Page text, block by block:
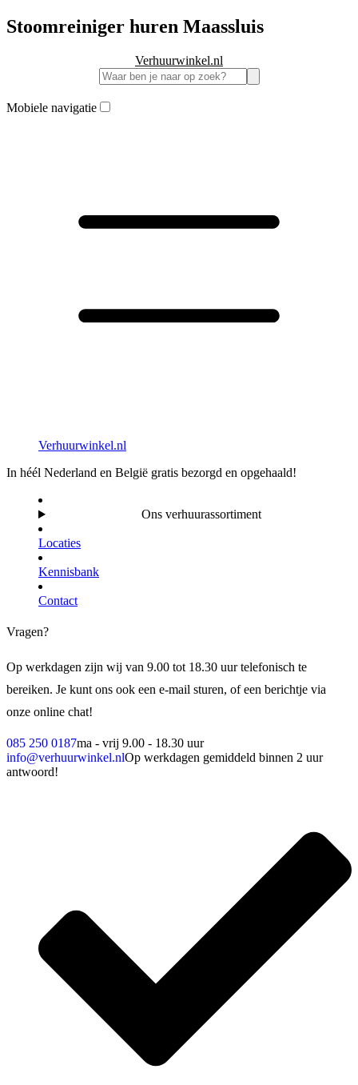
Stoomreiniger huren Maassluis
Verhuurwinkel.nl
Mobiele navigatie
Verhuurwinkel.nl
In héél Nederland en België gratis bezorgd en opgehaald!
Ons verhuurassortiment
Locaties
Kennisbank
Contact
Vragen?
Op werkdagen zijn wij van 9.00 tot 18.30 uur telefonisch te
bereiken. Je kunt ons ook een e-mail sturen, of een berichtje via
onze online chat!
085 250 0187ma - vrij 9.00 - 18.30 uur
info@verhuurwinkel.nlOp werkdagen gemiddeld binnen 2 uur
antwoord!